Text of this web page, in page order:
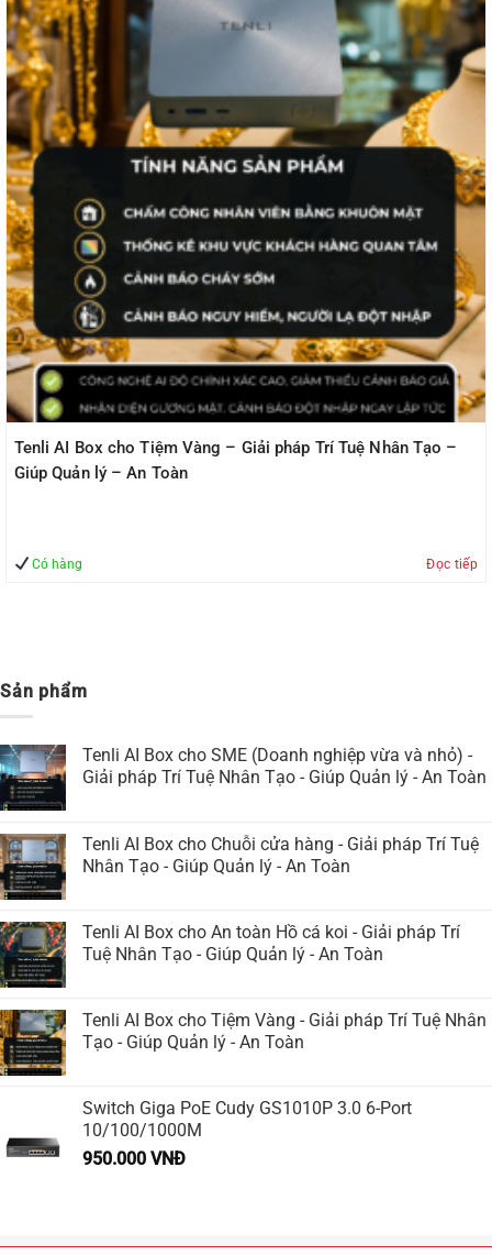
Tenli AI Box cho Tiệm Vàng – Giải pháp Trí Tuệ Nhân Tạo –
Giúp Quản lý – An Toàn
Có hàng Đọc tiếp
Sản phẩm
Tenli AI Box cho SME (Doanh nghiệp vừa và nhỏ) -
Giải pháp Trí Tuệ Nhân Tạo - Giúp Quản lý - An Toàn
Tenli AI Box cho Chuỗi cửa hàng - Giải pháp Trí Tuệ
Nhân Tạo - Giúp Quản lý - An Toàn
Tenli AI Box cho An toàn Hồ cá koi - Giải pháp Trí
Tuệ Nhân Tạo - Giúp Quản lý - An Toàn
Tenli AI Box cho Tiệm Vàng - Giải pháp Trí Tuệ Nhân
Tạo - Giúp Quản lý - An Toàn
Switch Giga PoE Cudy GS1010P 3.0 6-Port
10/100/1000M
950.000 VNĐ